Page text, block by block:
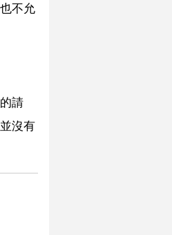
不允
請
沒有